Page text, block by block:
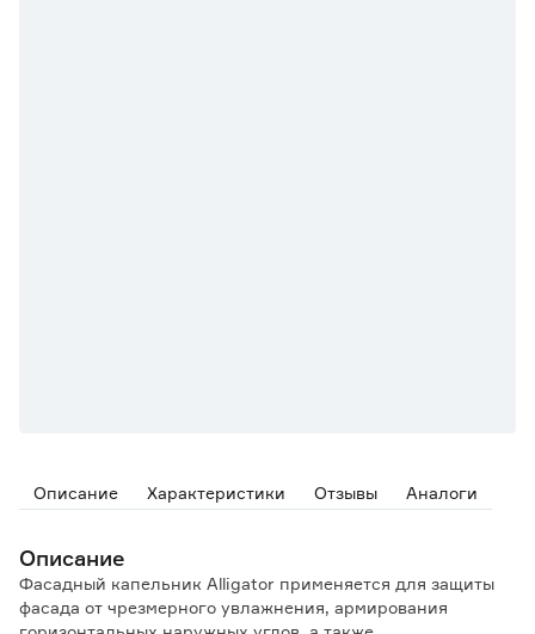
Описание Характеристики Отзывы Аналоги
Описание
Фасадный капельник Alligator применяется для защиты
фасада от чрезмерного увлажнения, армирования